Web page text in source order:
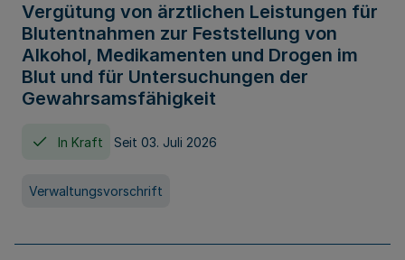
Vergütung von ärztlichen Leistungen für
Blutentnahmen zur Feststellung von
Alkohol, Medikamenten und Drogen im
Blut und für Untersuchungen der
Gewahrsamsfähigkeit
In Kraft Seit 03. Juli 2026
Verwaltungsvorschrift